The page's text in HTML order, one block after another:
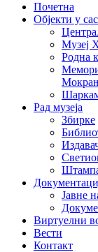
Почетна
Објекти у
Музеј
Родна
Рад музеја
Збирке
Јавне
Виртуелни
Вести
Контакт